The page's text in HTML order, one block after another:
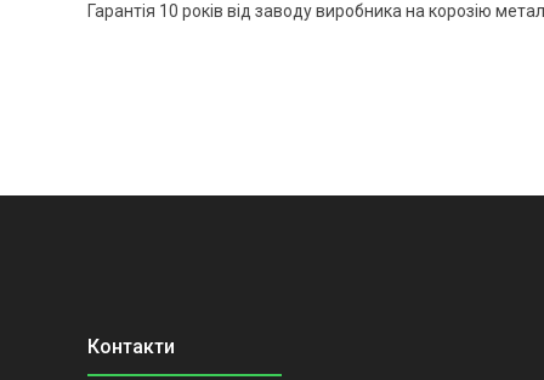
Гарантія 10 років від заводу виробника на корозію